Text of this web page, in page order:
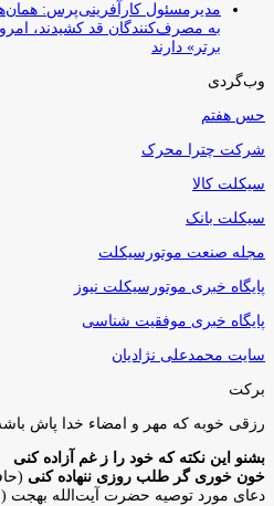
مدیرمسئول کارآفرینی‌پرس:
به مصرف‌کنندگان قد کشیدند،
برتر» دارند
وب‌گردی
حس هفتم
شرکت چترا محرک
سیکلت کالا
سیکلت بانک
مجله صنعت موتورسیکلت
پایگاه خبری موتورسیکلت نیوز
پایگاه خبری موفقیت شناسی
سایت محمدعلی نژادیان
برکت
رزقی خوبه كه مهر و امضاء خدا پاش
بشنو این نکته که خود را ز غم آزاده کنی
خون خوری گر طلب روزی ننهاده کنی
دعای مورد توصیه حضرت آیت‌الله بهجت